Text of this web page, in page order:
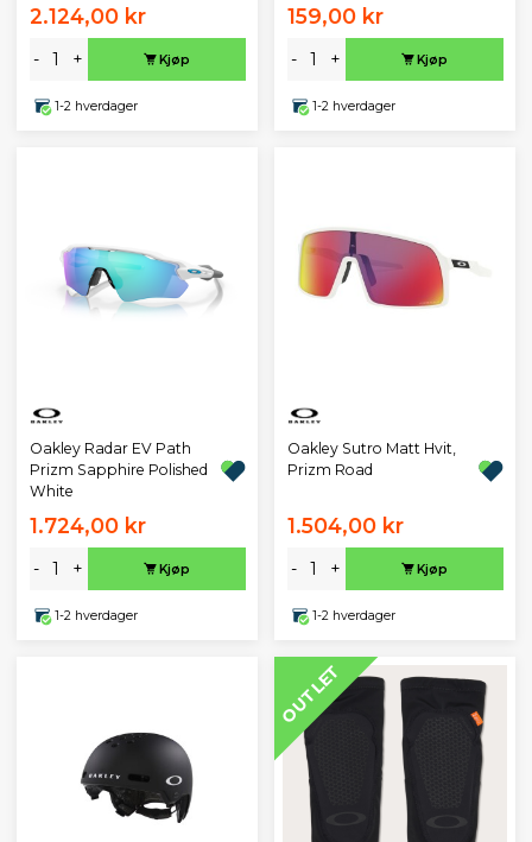
2.124,00 kr
- + Kjøp
1-2 hverdager
159,00 kr
- + Kjøp
1-2 hverdager
Oakley Radar EV Path
Prizm Sapphire Polished
White
1.724,00 kr
- + Kjøp
1-2 hverdager
Oakley Sutro Matt Hvit,
Prizm Road
1.504,00 kr
- + Kjøp
1-2 hverdager
OUTLET